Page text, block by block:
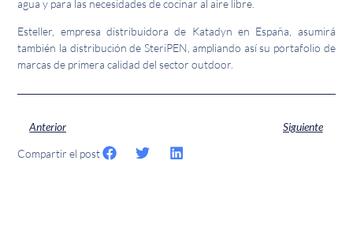
agua y para las necesidades de cocinar al aire libre.
Esteller, empresa distribuidora de Katadyn en España, asumirá
también la distribución de SteriPEN, ampliando así su portafolio de
marcas de primera calidad del sector outdoor.
Anterior Siguiente
Compartir el post